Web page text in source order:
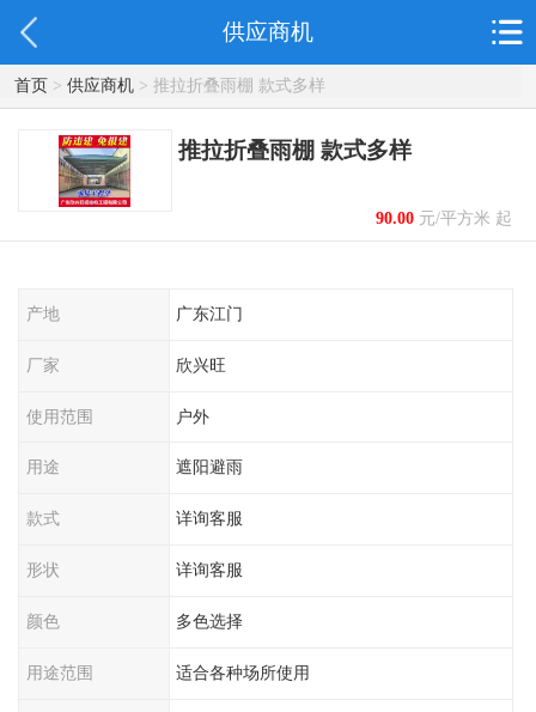
供应商机
首页> 供应商机> 推拉折叠雨棚 款式多样
推拉折叠雨棚 款式多样
90.00元/平方米 起
产地 广东江门
厂家 欣兴旺
使用范围 户外
用途 遮阳避雨
款式 详询客服
形状 详询客服
颜色 多色选择
用途范围 适合各种场所使用